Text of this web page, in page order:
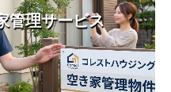
管理サービス